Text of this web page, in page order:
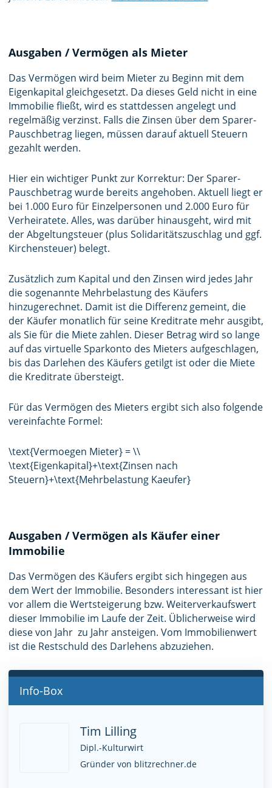
Ausgaben / Vermögen als Mieter
Das Vermögen wird beim Mieter zu Beginn mit dem
Eigenkapital gleichgesetzt. Da dieses Geld nicht in eine
Immobilie fließt, wird es stattdessen angelegt und
regelmäßig verzinst. Falls die Zinsen über dem Sparer-
Pauschbetrag liegen, müssen darauf aktuell Steuern
gezahlt werden.
Hier ein wichtiger Punkt zur Korrektur: Der Sparer-
Pauschbetrag wurde bereits angehoben. Aktuell liegt er
bei 1.000 Euro für Einzelpersonen und 2.000 Euro für
Verheiratete. Alles, was darüber hinausgeht, wird mit
der Abgeltungsteuer (plus Solidaritätszuschlag und ggf.
Kirchensteuer) belegt.
Zusätzlich zum Kapital und den Zinsen wird jedes Jahr
die sogenannte Mehrbelastung des Käufers
hinzugerechnet. Damit ist die Differenz gemeint, die
der Käufer monatlich für seine Kreditrate mehr ausgibt,
als Sie für die Miete zahlen. Dieser Betrag wird so lange
auf das virtuelle Sparkonto des Mieters aufgeschlagen,
bis das Darlehen des Käufers getilgt ist oder die Miete
die Kreditrate übersteigt.
Für das Vermögen des Mieters ergibt sich also folgende
vereinfachte Formel:
\text{Vermoegen Mieter} = \\
\text{Eigenkapital}+\text{Zinsen nach
Steuern}+\text{Mehrbelastung Kaeufer}
Ausgaben / Vermögen als Käufer einer
Immobilie
Das Vermögen des Käufers ergibt sich hingegen aus
dem Wert der Immobilie. Besonders interessant ist hier
vor allem die Wertsteigerung bzw. Weiterverkaufswert
dieser Immobilie im Laufe der Zeit. Üblicherweise wird
diese von Jahr zu Jahr ansteigen. Vom Immobilienwert
ist die Restschuld des Darlehens abzuziehen.
Info-Box
Tim Lilling
Dipl.-Kulturwirt
Gründer von blitzrechner.de